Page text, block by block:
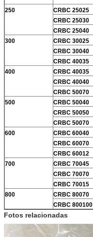
250
CRBC 25025
CRBC 25030
CRBC 25040
300
CRBC 30025
CRBC 30040
CRBC 40035
400
CRBC 40035
CRBC 40040
CRBC 50070
500
CRBC 50040
CRBC 50050
CRBC 50070
600
CRBC 60040
CRBC 60070
CRBC 60012
700
CRBC 70045
CRBC 70070
CRBC 70015
800
CRBC 80070
CRBC 800100
Fotos relacionadas